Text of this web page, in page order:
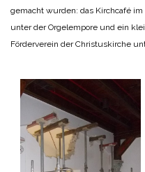
gemacht wurden: das Kirchcafé
unter der Orgelempore und ein
Förderverein der Christuskirche